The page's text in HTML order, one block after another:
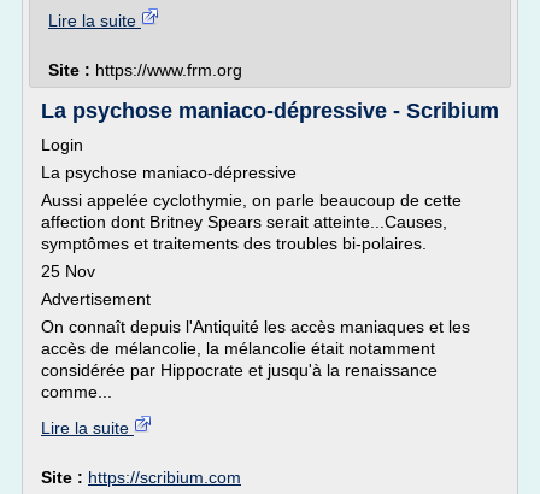
Lire la suite
Site : https://www.frm.org
La psychose maniaco-dépressive - Scribium
Login
La psychose maniaco-dépressive
Aussi appelée cyclothymie, on parle beaucoup de cette
affection dont Britney Spears serait atteinte...Causes,
symptômes et traitements des troubles bi-polaires.
25 Nov
Advertisement
On connaît depuis l'Antiquité les accès maniaques et les
accès de mélancolie, la mélancolie était notamment
considérée par Hippocrate et jusqu'à la renaissance
comme...
Lire la suite
Site : https://scribium.com